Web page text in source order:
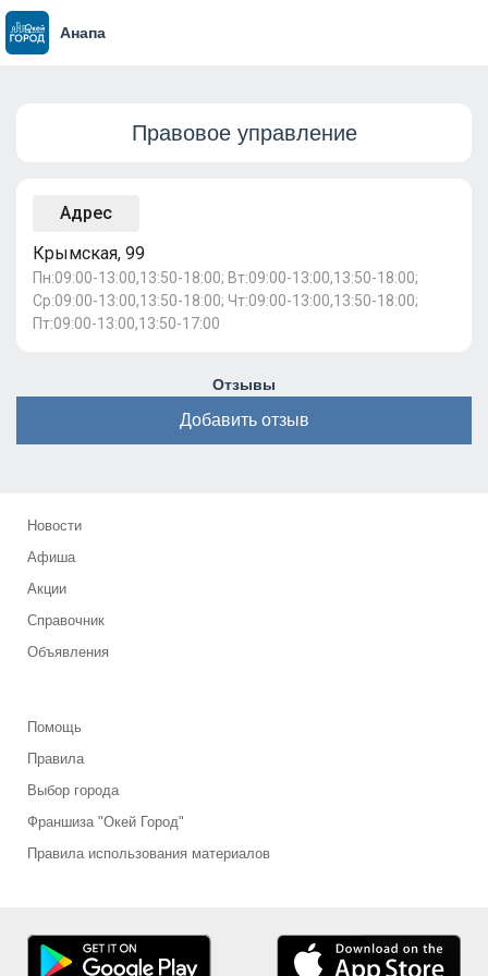
Анапа
Правовое управление
Адрес
Крымская, 99
Пн:09:00-13:00,13:50-18:00; Вт:09:00-13:00,13:50-18:00;
Ср:09:00-13:00,13:50-18:00; Чт:09:00-13:00,13:50-18:00;
Пт:09:00-13:00,13:50-17:00
Отзывы
Добавить отзыв
Новости
Афиша
Акции
Справочник
Объявления
Помощь
Правила
Выбор города
Франшиза "Окей Город"
Правила использования материалов